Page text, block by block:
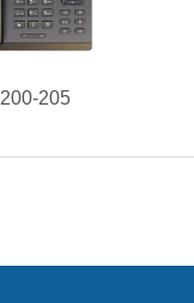
205